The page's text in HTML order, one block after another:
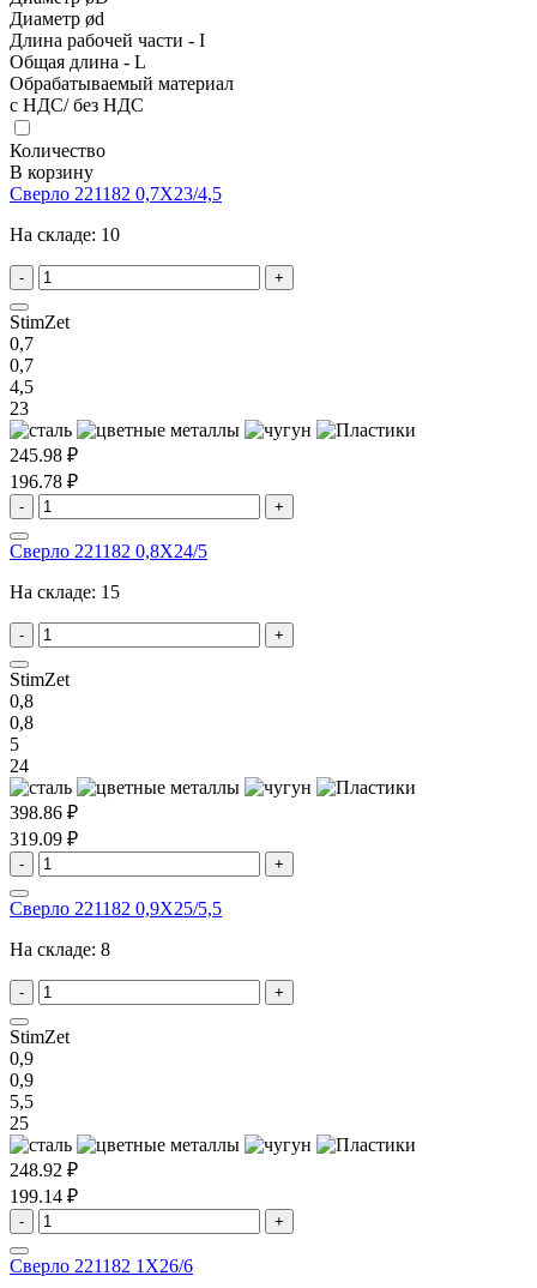
Диаметр ød
Длина рабочей части - I
Общая длина - L
Обрабатываемый материал
с НДС/ без НДС
Количество
В корзину
Сверло 221182 0,7X23/4,5
На складе: 10
- +
StimZet
0,7
0,7
4,5
23
245.98 ₽
196.78 ₽
- +
Сверло 221182 0,8X24/5
На складе: 15
- +
StimZet
0,8
0,8
5
24
398.86 ₽
319.09 ₽
- +
Сверло 221182 0,9X25/5,5
На складе: 8
- +
StimZet
0,9
0,9
5,5
25
248.92 ₽
199.14 ₽
- +
Сверло 221182 1X26/6